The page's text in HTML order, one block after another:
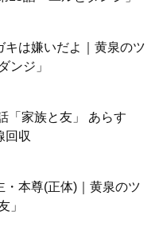
キは嫌いだよ｜黄泉のツ
ンジ」
「家族と友」 あらす
回収
本尊(正体)｜黄泉のツ
」